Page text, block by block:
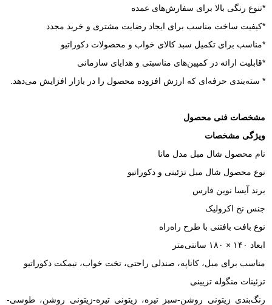
*تنوع رنگی بالا برای سفارش‌های عمده
*کیفیت ساخت مناسب برای ایجاد رضایت مشتری و خرید مجدد
*مناسب برای تکمیل سبد کالای خواب و محصولات دکوراتیو
*قابلیت ارائه در کمپین‌های مناسبتی و هدایای سازمانی
* سته‌بندی حرفه‌ای که ارزش افزوده محصول را در بازار افزایش می‌دهد.
مشخصات فنی محصول
ویژگی مشخصات
نام محصول شال مبل مدل مانا
نوع محصول شال مبل تزئینی و دکوراتیو
برند آیسا نوین فارس
جنس نخ اکرولیک
نوع بافت بافتنی با طرح راه‌راه
ابعاد ۱۴۰ × ۱۸۰ سانتی‌متر
مناسب برای مبل، کاناپه، صندلی راحتی، تخت خواب، نیمکت دکوراتیو
تزئینات منگوله تزیینی
رنگ‌بندی زیتونی روشن-سبز تیره، زیتونی تیره-زیتونی روشن، طوسی-